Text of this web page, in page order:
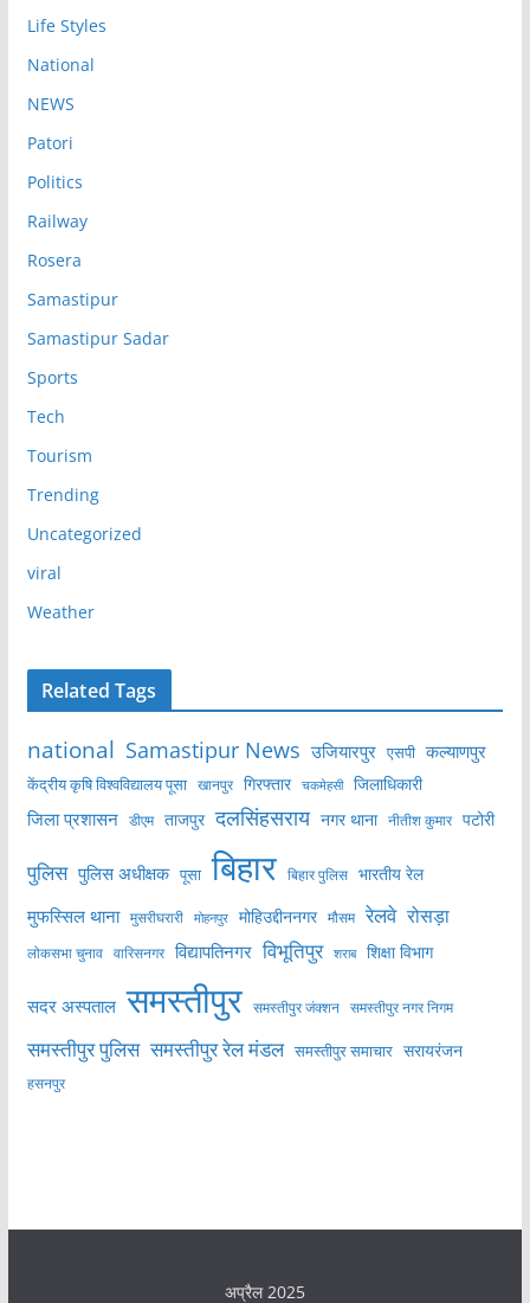
Life Styles
National
NEWS
Patori
Politics
Railway
Rosera
Samastipur
Samastipur Sadar
Sports
Tech
Tourism
Trending
Uncategorized
viral
Weather
Related Tags
national Samastipur News उजियारपुर एसपी कल्याणपुर
केंद्रीय कृषि विश्वविद्यालय पूसा खानपुर गिरफ्तार चकमेहसी जिलाधिकारी
जिला प्रशासन डीएम ताजपुर दलसिंहसराय नगर थाना नीतीश कुमार पटोरी
पुलिस पुलिस अधीक्षक पूसा बिहार बिहार पुलिस भारतीय रेल
मुफस्सिल थाना मुसरीघरारी मोहनपुर मोहिउद्दीननगर मौसम रेलवे रोसड़ा
लोकसभा चुनाव वारिसनगर विद्यापतिनगर विभूतिपुर शराब शिक्षा विभाग
सदर अस्पताल समस्तीपुर समस्तीपुर जंक्शन समस्तीपुर नगर निगम
समस्तीपुर पुलिस समस्तीपुर रेल मंडल समस्तीपुर समाचार सरायरंजन
हसनपुर
अप्रैल 2025